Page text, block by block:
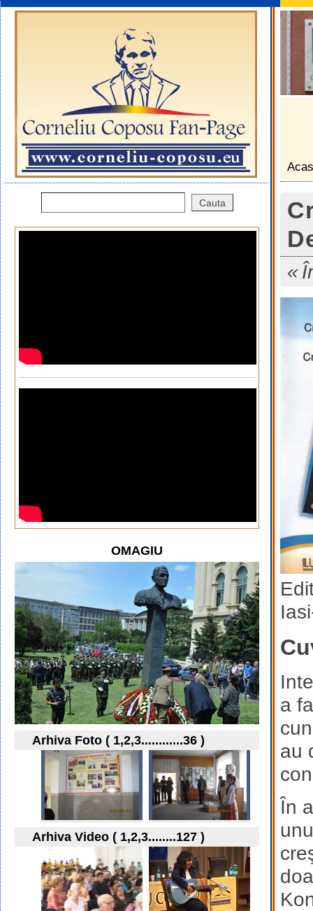
a
au
În
OMAGIU
Arhiva Foto ( 1,2,3............36 )
Arhiva Video ( 1,2,3........127 )